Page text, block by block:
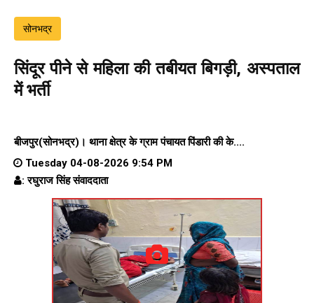
सोनभद्र
सिंदूर पीने से महिला की तबीयत बिगड़ी, अस्पताल
में भर्ती
बीजपुर(सोनभद्र)। थाना क्षेत्र केग्राम पंचायत पिंडारीकी के....
Tuesday 04-08-2026 9:54 PM
: रघुराज सिंह संवाददाता